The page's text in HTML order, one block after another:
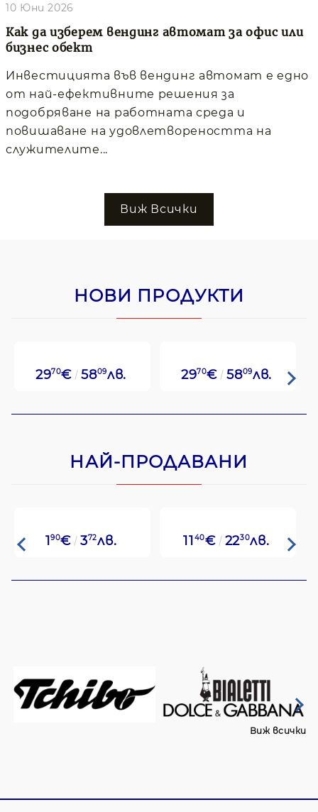
Как да изберем вендинг автомат за офис или
бизнес обект
10 Юни 2026
Инвестицията във вендинг автомат е едно
от най-ефективните решения за
подобряване на работната среда и
повишаване на удовлетвореността на
служителите...
Виж Всички
НОВИ ПРОДУКТИ
2970€ 5809лв. 2970€ 5809лв.
НАЙ-ПРОДАВАНИ
190€ 372лв. 11 40€ 2230лв.
Виж всички